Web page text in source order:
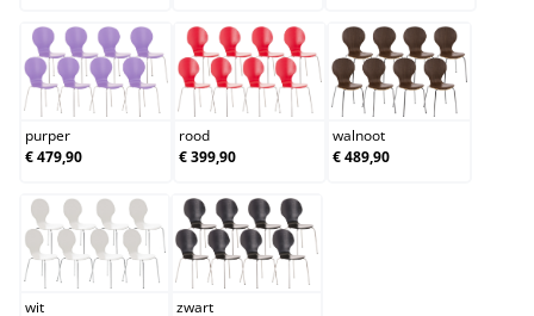
purper
purper
€ 479,90
rood
rood
€ 399,90
walnoot
walnoot
€ 489,90
wit
wit
zwart
zwart